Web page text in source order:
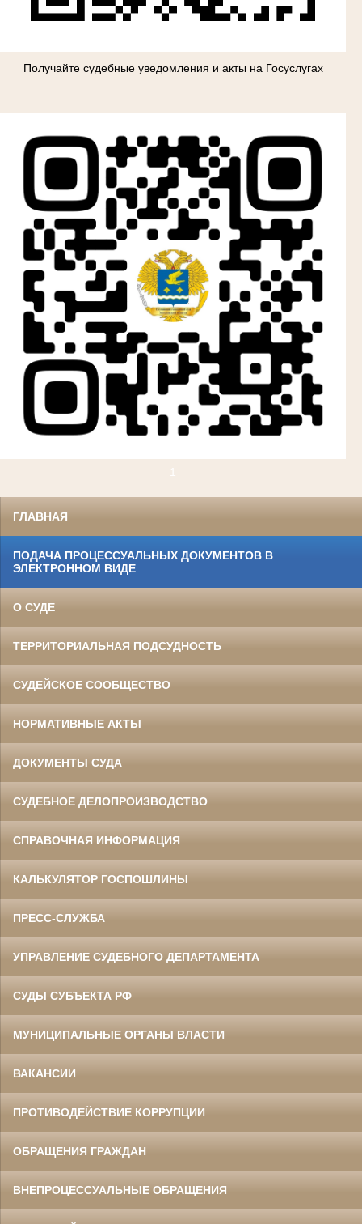
Получайте судебные уведомления и акты на Госуслугах
ГЛАВНАЯ
ПОДАЧА ПРОЦЕССУАЛЬНЫХ ДОКУМЕНТОВ В
ЭЛЕКТРОННОМ ВИДЕ
О СУДЕ
ТЕРРИТОРИАЛЬНАЯ ПОДСУДНОСТЬ
СУДЕЙСКОЕ СООБЩЕСТВО
НОРМАТИВНЫЕ АКТЫ
ДОКУМЕНТЫ СУДА
СУДЕБНОЕ ДЕЛОПРОИЗВОДСТВО
СПРАВОЧНАЯ ИНФОРМАЦИЯ
КАЛЬКУЛЯТОР ГОСПОШЛИНЫ
ПРЕСС-СЛУЖБА
УПРАВЛЕНИЕ СУДЕБНОГО ДЕПАРТАМЕНТА
СУДЫ СУБЪЕКТА РФ
МУНИЦИПАЛЬНЫЕ ОРГАНЫ ВЛАСТИ
ВАКАНСИИ
ПРОТИВОДЕЙСТВИЕ КОРРУПЦИИ
ОБРАЩЕНИЯ ГРАЖДАН
ВНЕПРОЦЕССУАЛЬНЫЕ ОБРАЩЕНИЯ